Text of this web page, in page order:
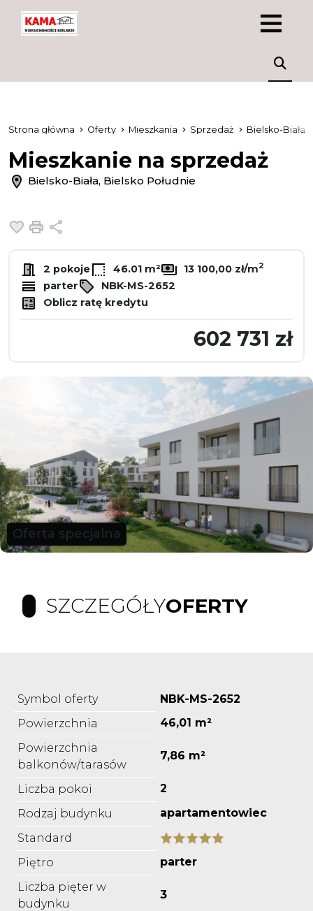
Strona główna Oferty Mieszkania Sprzedaż Bielsko-Biała
Mieszkanie na sprzedaż
Bielsko-Biała, Bielsko Południe
Dodaj do ulubionych
Drukuj
2 pokoje 46.01 m² 13 100,00 zł/m2
parter
NBK-MS-2652
Oblicz ratę kredytu
602 731 zł
Oferta specjalna
SZCZEGÓŁYOFERTY
Symbol oferty
NBK-MS-2652
Powierzchnia
46,01 m²
Powierzchnia
balkonów/tarasów
7,86 m²
Liczba pokoi
2
Rodzaj budynku
apartamentowiec
Standard
Piętro
parter
Liczba pięter w
budynku
3